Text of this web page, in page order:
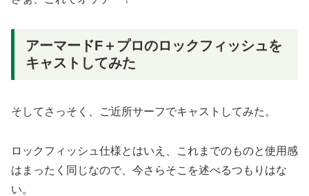
アーマードF＋プロのロックフィッシュを
キャストしてみた
そしてさっそく、ご近所サーフでキャストしてみた。
ロックフィッシュ仕様とはいえ、これまでのものと使用感
はまったく同じなので、今さらそこを述べるつもりはな
い。